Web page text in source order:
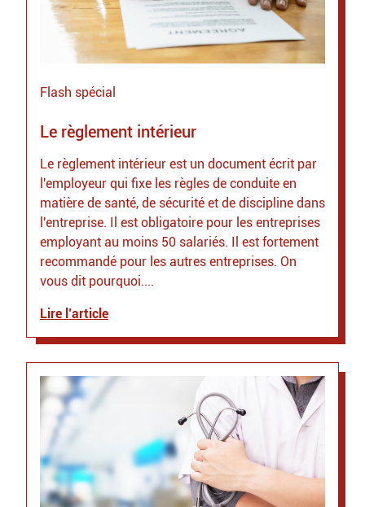
Flash spécial
Le règlement intérieur
Le règlement intérieur est un document écrit par
l'employeur qui fixe les règles de conduite en
matière de santé, de sécurité et de discipline dans
l'entreprise. Il est obligatoire pour les entreprises
employant au moins 50 salariés. Il est fortement
recommandé pour les autres entreprises. On
vous dit pourquoi....
Lire l’article